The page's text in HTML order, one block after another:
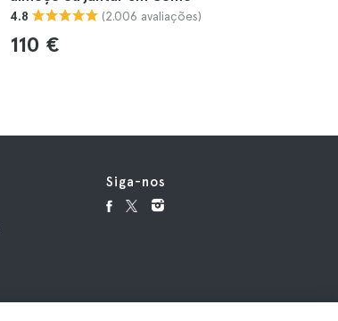
4.8 (2.006 avaliações)
110 €
Siga-nos